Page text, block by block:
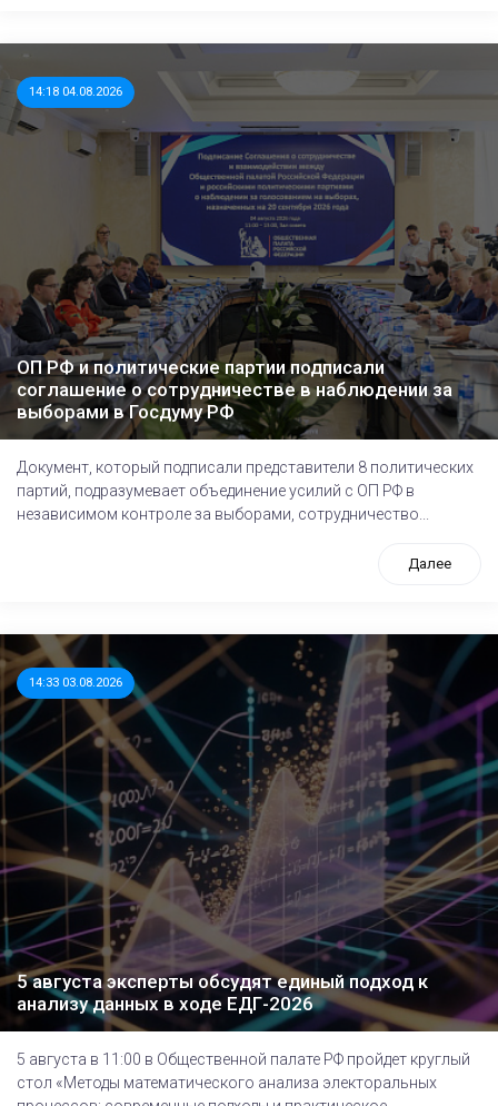
14:18 04.08.2026
ОП РФ и политические партии подписали
соглашение о сотрудничестве в наблюдении за
выборами в Госдуму РФ
Документ, который подписали представители 8 политических
партий, подразумевает объединение усилий с ОП РФ в
независимом контроле за выборами, сотрудничество...
Далее
14:33 03.08.2026
5 августа эксперты обсудят единый подход к
анализу данных в ходе ЕДГ-2026
5 августа в 11:00 в Общественной палате РФ пройдет круглый
стол «Методы математического анализа электоральных